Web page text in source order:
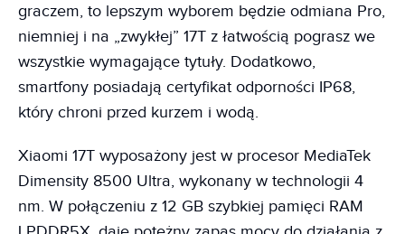
graczem, to lepszym wyborem będzie odmiana Pro,
niemniej i na „zwykłej” 17T z łatwością pograsz we
wszystkie wymagające tytuły. Dodatkowo,
smartfony posiadają certyfikat odporności IP68,
który chroni przed kurzem i wodą.
Xiaomi 17T wyposażony jest w procesor MediaTek
Dimensity 8500 Ultra, wykonany w technologii 4
nm. W połączeniu z 12 GB szybkiej pamięci RAM